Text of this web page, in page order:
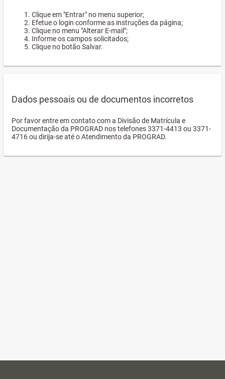
Clique em "Entrar" no menu superior;
Efetue o login conforme as instruções da página;
Clique no menu "Alterar E-mail";
Informe os campos solicitados;
Clique no botão Salvar.
Dados pessoais ou de documentos incorretos
Por favor entre em contato com a Divisão de Matrícula e
Documentação da PROGRAD nos telefones 3371-4413 ou 3371-
4716 ou dirija-se até o Atendimento da PROGRAD.